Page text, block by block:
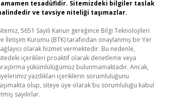
tesadüfidir. Sitemizdeki bilgiler taslak
ve tavsiye niteliği taşımazlar.
5651 Sayılı Kanun gereğince Bilgi Teknolojileri
İletişim Kurumu (BTK) tarafından onaylanmış bir Yer
olarak hizmet vermektedir. Bu nedenle,
içerikleri proaktif olarak denetleme veya
yükümlülüğümüz bulunmamaktadır. Ancak,
yazdıkları içeriklerin sorumluluğunu
olup, siteye üye olarak bu sorumluluğu kabul
sayılırlar.